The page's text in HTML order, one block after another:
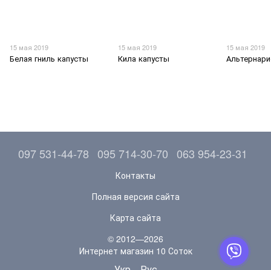
15 мая 2019
Белая гниль капусты
15 мая 2019
Кила капусты
15 мая 2019
097 531-44-78 095 714-30-70 063 954-23-31
Контакты
Полная версия сайта
Карта сайта
© 2012—2026
Интернет магазин 10 Соток